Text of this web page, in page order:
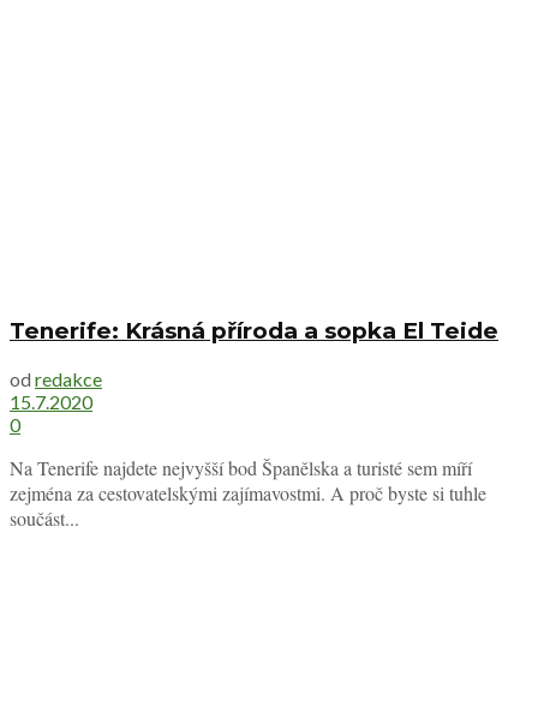
Tenerife: Krásná příroda a sopka El Teide
od redakce
15.7.2020
0
Na Tenerife najdete nejvyšší bod Španělska a turisté sem míří
zejména za cestovatelskými zajímavostmi. A proč byste si tuhle
součást...